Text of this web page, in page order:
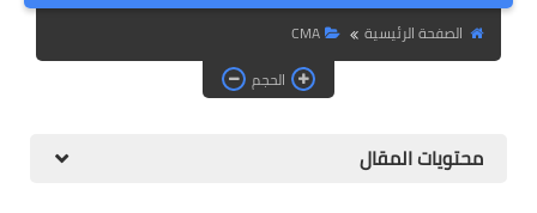
الصفحة الرئيسية
CMA
الحجم
محتويات المقال